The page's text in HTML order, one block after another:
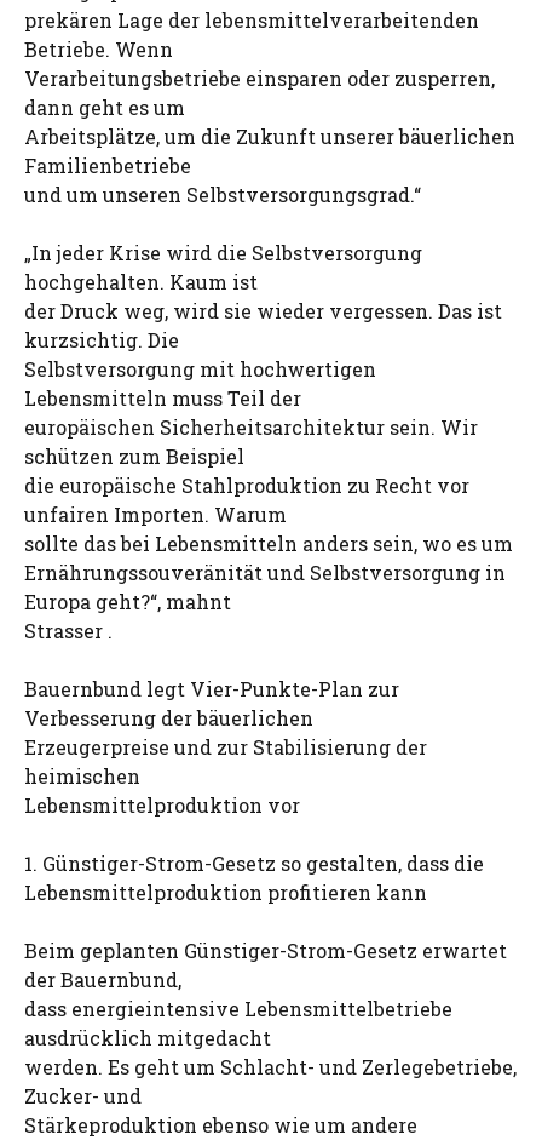
prekären Lage der lebensmittelverarbeitenden
Betriebe. Wenn
Verarbeitungsbetriebe einsparen oder zusperren,
dann geht es um
Arbeitsplätze, um die Zukunft unserer bäuerlichen
Familienbetriebe
und um unseren Selbstversorgungsgrad.“
„In jeder Krise wird die Selbstversorgung
hochgehalten. Kaum ist
der Druck weg, wird sie wieder vergessen. Das ist
kurzsichtig. Die
Selbstversorgung mit hochwertigen
Lebensmitteln muss Teil der
europäischen Sicherheitsarchitektur sein. Wir
schützen zum Beispiel
die europäische Stahlproduktion zu Recht vor
unfairen Importen. Warum
sollte das bei Lebensmitteln anders sein, wo es um
Ernährungssouveränität und Selbstversorgung in
Europa geht?“, mahnt
Strasser .
Bauernbund legt Vier-Punkte-Plan zur
Verbesserung der bäuerlichen
Erzeugerpreise und zur Stabilisierung der
heimischen
Lebensmittelproduktion vor
1. Günstiger-Strom-Gesetz so gestalten, dass die
Lebensmittelproduktion profitieren kann
Beim geplanten Günstiger-Strom-Gesetz erwartet
der Bauernbund,
dass energieintensive Lebensmittelbetriebe
ausdrücklich mitgedacht
werden. Es geht um Schlacht- und Zerlegebetriebe,
Zucker- und
Stärkeproduktion ebenso wie um andere